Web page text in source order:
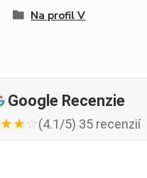
Na profil V
Google Recenzie
★★☆(4.1/5) 35 recenzií